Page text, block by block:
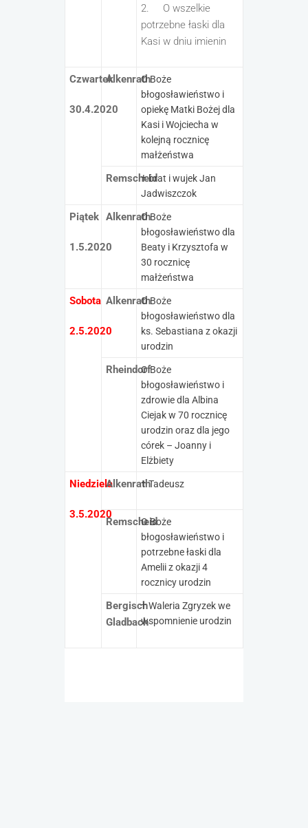
2. O wszelkie
potrzebne łaski dla
Kasi w dniu imienin
Czwartek
30.4.2020
AlkenrathO Boże
błogosławieństwo i
opiekę Matki Bożej dla
Kasi i Wojciecha w
kolejną rocznicę
małżeństwa
Remscheid† brat i wujek Jan
Jadwiszczok
Piątek
1.5.2020
AlkenrathO Boże
błogosławieństwo dla
Beaty i Krzysztofa w
30 rocznicę
małżeństwa
Sobota
2.5.2020
AlkenrathO Boże
błogosławieństwo dla
ks. Sebastiana z okazji
urodzin
RheindorfO Boże
błogosławieństwo i
zdrowie dla Albina
Ciejak w 70 rocznicę
urodzin oraz dla jego
córek – Joanny i
Elżbiety
Niedziela
3.5.2020
Alkenrath† Tadeusz
RemscheidO Boże
błogosławieństwo i
potrzebne łaski dla
Amelii z okazji 4
rocznicy urodzin
Bergisch
Gladbach
† Waleria Zgryzek we
wspomnienie urodzin